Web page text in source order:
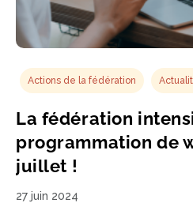
Actions de la fédération
La fédération
programmation de
juillet !
27 juin 2024